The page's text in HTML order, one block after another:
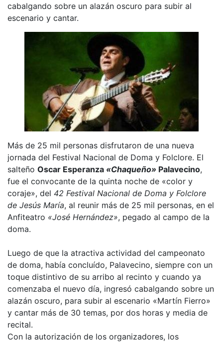
cabalgando sobre un alazán oscuro para subir al
escenario y cantar.
Más de 25 mil personas disfrutaron de una nueva
jornada del Festival Nacional de Doma y Folclore. El
salteño Oscar Esperanza «Chaqueño» Palavecino,
fue el convocante de la quinta noche de «color y
coraje», del 42 Festival Nacional de Doma y Folclore
de Jesús María, al reunir más de 25 mil personas, en el
Anfiteatro «José Hernández», pegado al campo de la
doma.
Luego de que la atractiva actividad del campeonato
de doma, había concluído, Palavecino, siempre con un
toque distintivo de su arribo al recinto y cuando ya
comenzaba el nuevo día, ingresó cabalgando sobre un
alazán oscuro, para subir al escenario «Martín Fierro»
y cantar más de 30 temas, por dos horas y media de
recital.
Con la autorización de los organizadores, los